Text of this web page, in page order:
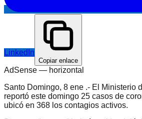
LinkedIn
Copiar enlace
AdSense — horizontal
Santo Domingo, 8 ene .- El Ministerio
reportó este domingo 25 casos de
ubicó en 368 los contagios activos.